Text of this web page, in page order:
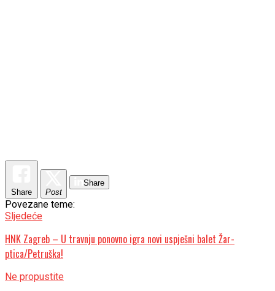
Share Post
Share
Povezane teme:
Sljedeće
HNK Zagreb – U travnju ponovno igra novi uspješni balet Žar-
ptica/Petruška!
Ne propustite